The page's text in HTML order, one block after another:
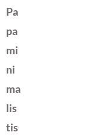
Pa
pa
mi
ni
ma
lis
tis